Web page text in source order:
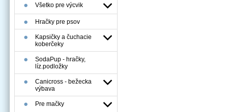
Všetko pre výcvik
Hračky pre psov
Kapsičky a čuchacie
koberčeky
SodaPup - hračky,
líz.podložky
Canicross - bežecka
výbava
Pre mačky